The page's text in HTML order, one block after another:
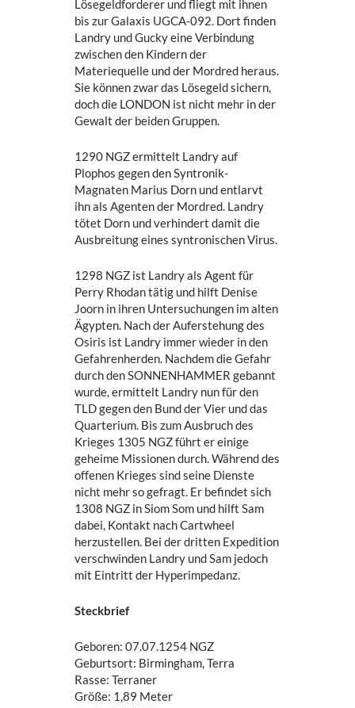
Lösegeldforderer und fliegt mit ihnen
bis zur Galaxis UGCA-092. Dort finden
Landry und Gucky eine Verbindung
zwischen den Kindern der
Materiequelle und der Mordred heraus.
Sie können zwar das Lösegeld sichern,
doch die LONDON ist nicht mehr in der
Gewalt der beiden Gruppen.
1290 NGZ ermittelt Landry auf
Plophos gegen den Syntronik-
Magnaten Marius Dorn und entlarvt
ihn als Agenten der Mordred. Landry
tötet Dorn und verhindert damit die
Ausbreitung eines syntronischen Virus.
1298 NGZ ist Landry als Agent für
Perry Rhodan tätig und hilft Denise
Joorn in ihren Untersuchungen im alten
Ägypten. Nach der Auferstehung des
Osiris ist Landry immer wieder in den
Gefahrenherden. Nachdem die Gefahr
durch den SONNENHAMMER gebannt
wurde, ermittelt Landry nun für den
TLD gegen den Bund der Vier und das
Quarterium. Bis zum Ausbruch des
Krieges 1305 NGZ führt er einige
geheime Missionen durch. Während des
offenen Krieges sind seine Dienste
nicht mehr so gefragt. Er befindet sich
1308 NGZ in Siom Som und hilft Sam
dabei, Kontakt nach Cartwheel
herzustellen. Bei der dritten Expedition
verschwinden Landry und Sam jedoch
mit Eintritt der Hyperimpedanz.
Steckbrief
Geboren: 07.07.1254 NGZ
Geburtsort: Birmingham, Terra
Rasse: Terraner
Größe: 1,89 Meter